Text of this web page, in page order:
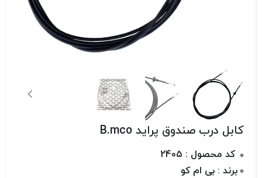
کابل درب صندوق پراید B.mco
کد محصول : 2405
برند : بی ام کو